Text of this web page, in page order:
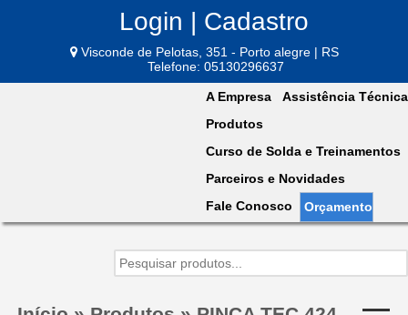
Login | Cadastro
Visconde de Pelotas, 351 - Porto alegre | RS
Telefone: 05130296637
A Empresa
Assistência Técnica
Produtos
Curso de Solda e Treinamentos
Parceiros e Novidades
Fale Conosco
Orçamento